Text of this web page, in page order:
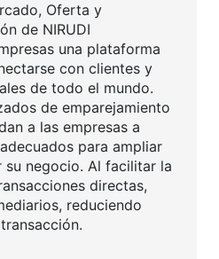
Oferta y
de NIRUDI
una plataforma
con clientes y
de todo el mundo.
de emparejamiento
a las empresas a
para ampliar
su negocio. Al facilitar la
directas,
reduciendo